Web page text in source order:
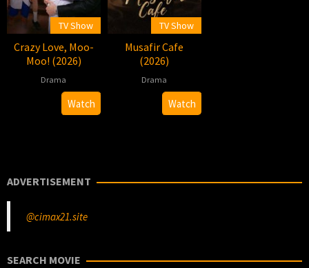
TV Show
Crazy Love, Moo-
Moo! (2026)
Drama
2026-
05-
Pawis
Sowsrion
Watch
TV Show
Musafir Cafe
(2026)
Drama
2026-
07-
Ruchir
Arun
Watch
ADVERTISEMENT
@cimax21.site
SEARCH MOVIE